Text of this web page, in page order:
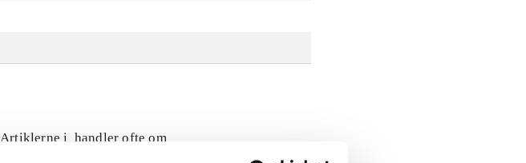
Artiklerne i handler ofte om